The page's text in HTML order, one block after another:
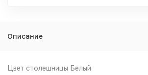
Описание
Цвет столешницы Белый